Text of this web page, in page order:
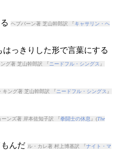
ヘプバーン著 芝山幹郎訳 『キャサリン・ヘ
はっきりした形で言葉にする
グ著 芝山幹郎訳 『 ニードフル・シングス 』
キング著 芝山幹郎訳 『 ニードフル・シングス 』
ーンズ著 岸本佐知子訳 『拳闘士の休息 』(The
んだ ル・カレ著 村上博基訳 『ナイト・マ